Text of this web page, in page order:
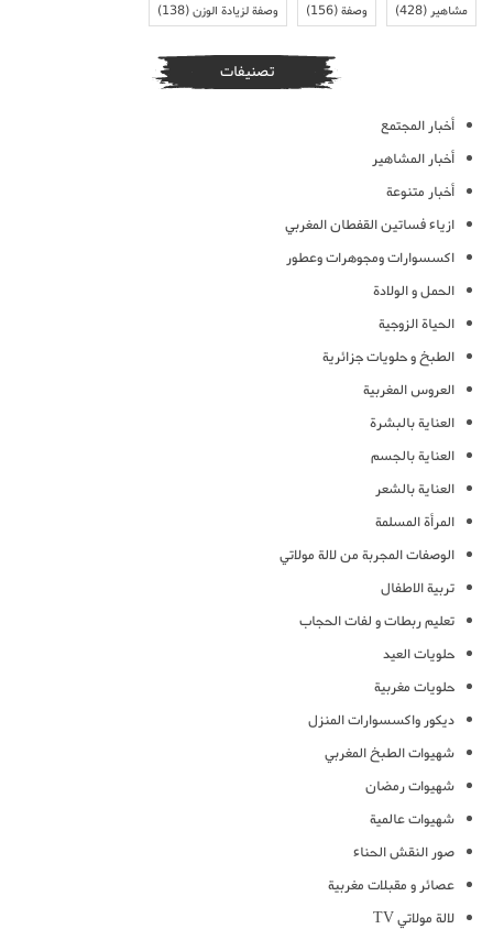
مشاهير(428) وصفة(156) وصفة لزيادة الوزن(138)
تصنيفات
أخبار المجتمع
أخبار المشاهير
أخبار متنوعة
ازياء فساتين القفطان المغربي
اكسسوارات ومجوهرات وعطور
الحمل و الولادة
الحياة الزوجية
الطبخ و حلويات جزائرية
العروس المغربية
العناية بالبشرة
العناية بالجسم
العناية بالشعر
المرأة المسلمة
الوصفات المجربة من لالة مولاتي
تربية الاطفال
تعليم ربطات و لفات الحجاب
حلويات العيد
حلويات مغربية
ديكور واكسسوارات المنزل
شهيوات الطبخ المغربي
شهيوات رمضان
شهيوات عالمية
صور النقش الحناء
عصائر و مقبلات مغربية
لالة مولاتي TV